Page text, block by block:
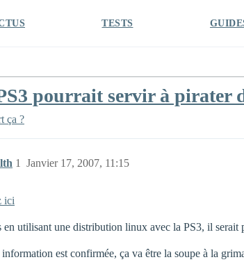
TESTS
pourrait servir à pirater
ça ?
Janvier 17, 2007, 11:15
1
ici
en utilisant une distribution linux avec la PS3, il serait
information est confirmée, ça va être la soupe à la